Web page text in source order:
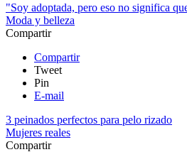
"Soy adoptada, pero eso no significa
Moda y belleza
Compartir
Compartir
Tweet
Pin
E-mail
3 peinados perfectos para pelo rizado
Mujeres reales
Compartir